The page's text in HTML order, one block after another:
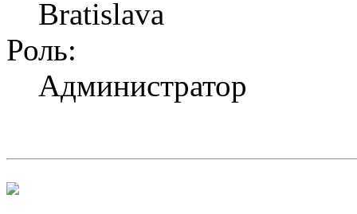
Bratislava
Роль:
Администратор